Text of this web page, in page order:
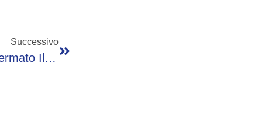
Successivo
Donna Trovata Morta In Casa A Ferrara, Fermato Il Marito